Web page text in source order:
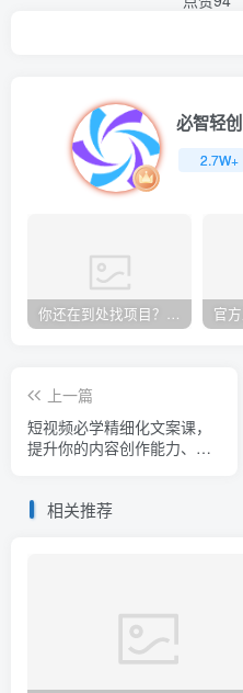
必智轻创
2.7W+
你还在到处找项目？还在当韭菜？我却靠卖项目一个月赚5万，曾经我也和你一样懵懂。
上一篇
短视频必学精细化文案课，
提升你的内容创作能力、升
相关推荐